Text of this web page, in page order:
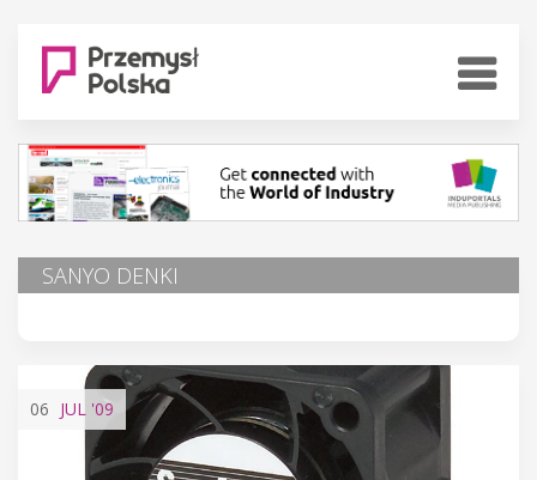
SANYO DENKI
06 JUL '09